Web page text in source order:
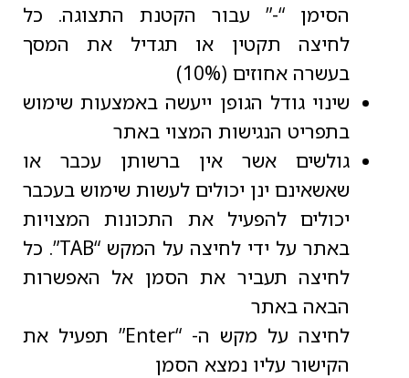
הסימן “-” עבור הקטנת התצוגה. כל
לחיצה תקטין או תגדיל את המסך
בעשרה אחוזים (10%)
שינוי גודל הגופן ייעשה באמצעות שימוש
בתפריט הנגישות המצוי באתר
גולשים אשר אין ברשותן עכבר או
שאשאינם ינן יכולים לעשות שימוש בעכבר
יכולים להפעיל את התכונות המצויות
באתר על ידי לחיצה על המקש “TAB”. כל
לחיצה תעביר את הסמן אל האפשרות
הבאה באתר
לחיצה על מקש ה- “Enter” תפעיל את
הקישור עליו נמצא הסמן